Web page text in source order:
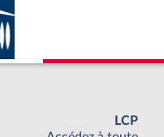
LCP